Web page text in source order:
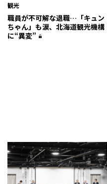
観光
職員が不可解な退職…「キュン
ちゃん」も涙、北海道観光機構
に“異変”